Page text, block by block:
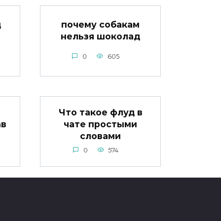
почему собакам
нельзя шоколад
0 605
Что такое флуд в
чате простыми
словами
0 574